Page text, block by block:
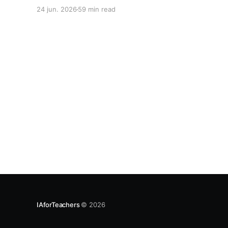
decisión docente con criterio explícito.
24 jun. 2026 59 min read
IAforTeachers© 2026